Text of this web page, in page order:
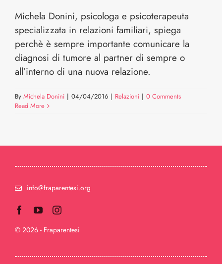
Michela Donini, psicologa e psicoterapeuta
specializzata in relazioni familiari, spiega
perchè è sempre importante comunicare la
diagnosi di tumore al partner di sempre o
all’interno di una nuova relazione.
By Michela Donini | 04/04/2016 | Relazioni | 0 Comments
Read More
info@fraparentesi.org
© 2026 - Fraparentesi